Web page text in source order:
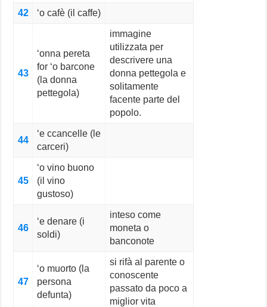
42 ‘o cafè (il caffe)
43
‘onna pereta
for ‘o barcone
(la donna
pettegola)
immagine
utilizzata per
descrivere una
donna pettegola e
solitamente
facente parte del
popolo.
44
‘e ccancelle (le
carceri)
45
‘o vino buono
(il vino
gustoso)
46
‘e denare (i
soldi)
inteso come
moneta o
banconote
47
‘o muorto (la
persona
defunta)
si rifà al parente o
conoscente
passato da poco a
miglior vita